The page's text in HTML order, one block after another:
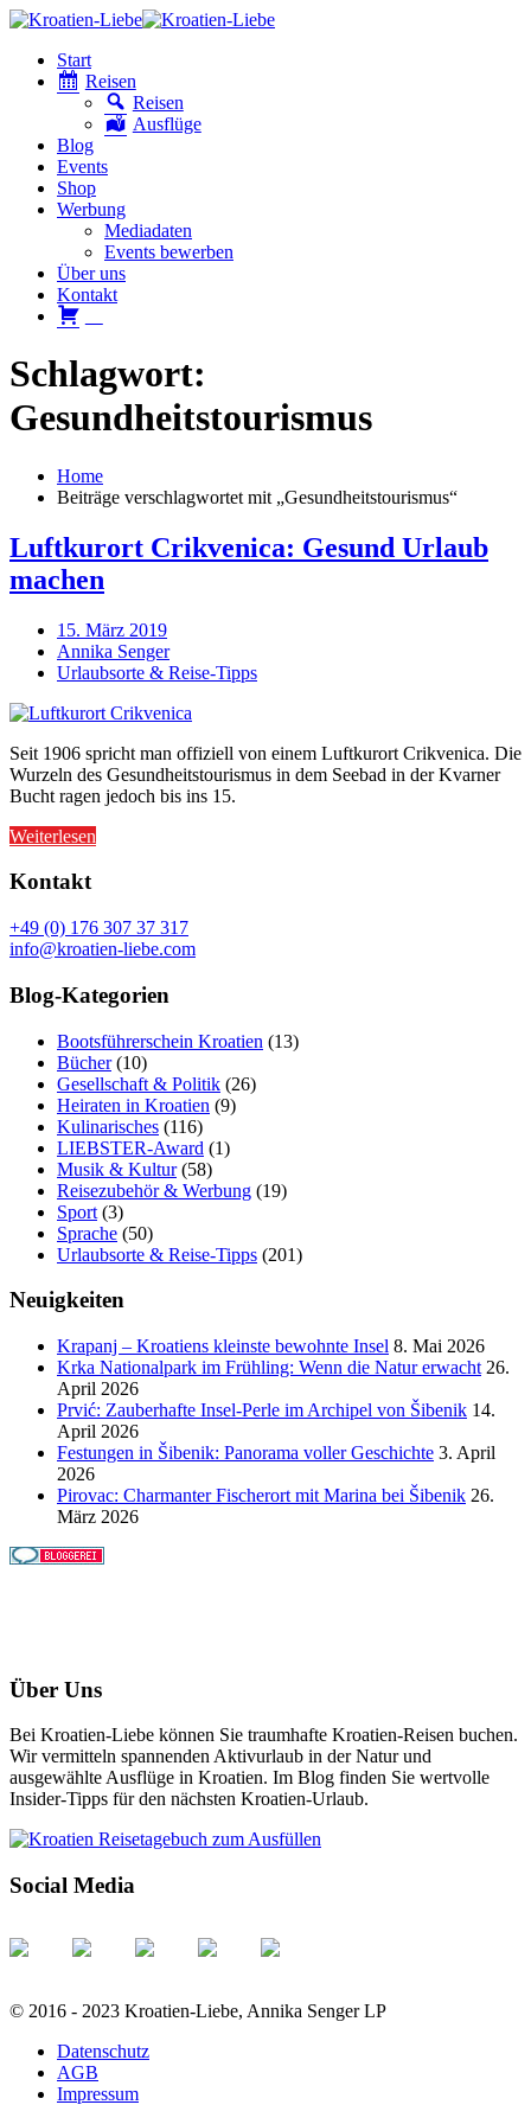
Start
Reisen
Reisen
Ausflüge
Blog
Events
Shop
Werbung
Mediadaten
Events bewerben
Über uns
Kontakt
Schlagwort:
Gesundheitstourismus
Home
Beiträge verschlagwortet mit „Gesundheitstourismus“
Luftkurort Crikvenica: Gesund Urlaub
machen
15. März 2019
Annika Senger
Urlaubsorte & Reise-Tipps
Seit 1906 spricht man offiziell von einem Luftkurort Crikvenica. Die
Wurzeln des Gesundheitstourismus in dem Seebad in der Kvarner
Bucht ragen jedoch bis ins 15.
Weiterlesen
Kontakt
+49 (0) 176 307 37 317
info@kroatien-liebe.com
Blog-Kategorien
Bootsführerschein Kroatien (13)
Bücher(10)
Gesellschaft & Politik (26)
Heiraten in Kroatien (9)
Kulinarisches (116)
LIEBSTER-Award (1)
Musik & Kultur(58)
Reisezubehör & Werbung (19)
Sport (3)
Sprache (50)
Urlaubsorte & Reise-Tipps (201)
Neuigkeiten
Krapanj – Kroatiens kleinste bewohnte Insel 8. Mai 2026
Krka Nationalpark im Frühling: Wenn die Natur erwacht 26.
April 2026
Prvić: Zauberhafte Insel-Perle im Archipel von Šibenik 14.
April 2026
Festungen in Šibenik: Panorama voller Geschichte 3. April
2026
Pirovac: Charmanter Fischerort mit Marina bei Šibenik 26.
März 2026
Über Uns
Bei Kroatien-Liebe können Sie traumhafte Kroatien-Reisen buchen.
Wir vermitteln spannenden Aktivurlaub in der Natur und
ausgewählte Ausflüge in Kroatien. Im Blog finden Sie wertvolle
Insider-Tipps für den nächsten Kroatien-Urlaub.
Social Media
© 2016 - 2023 Kroatien-Liebe, Annika Senger LP
Datenschutz
AGB
Impressum